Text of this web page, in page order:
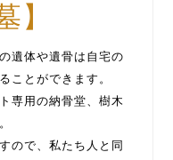
】
遺体や遺骨は自宅の
ことができます。
専用の納骨堂、樹木
ので、私たち人と同